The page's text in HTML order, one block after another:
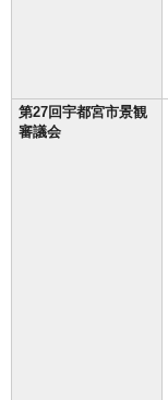
第27回宇都宮市景観
審議会